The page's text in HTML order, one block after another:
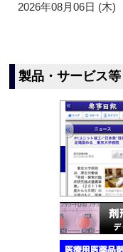
2026年08月06日 (木)
製品・サービス等